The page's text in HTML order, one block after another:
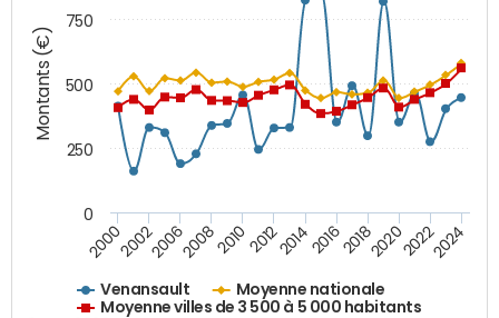
Montants (€)
Venansault
Moyenne nationale
Moyenne villes de 3 500 à 5 000 habitants
200020022006200820102012201420162018202020222024
0
250
500
750